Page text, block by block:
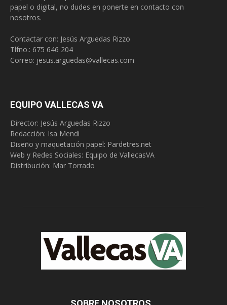
papel o digital, no dudes en ponerte en contacto con
nosotros.
Contactar con: Jesús Arguedas Rizzo
Tlfno.: 675 646 204
Correo: jesus.arguedas@vallecas.com
EQUIPO VALLECAS VA
Director: Jesús Arguedas Rizzo
Redacción: Isa Mendi
Diseño y maquetación papel: Pardetres.net
Web y Redes Sociales: Equipo de VallecasVA
Distribución: Mar Torrado